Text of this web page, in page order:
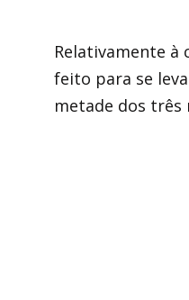
Relativamente à
feito para se
metade dos